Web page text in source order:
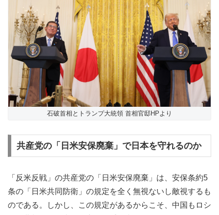
石破首相とトランプ大統領 首相官邸HPより
共産党の「日米安保廃棄」で日本を守れるのか
「反米反戦」の共産党の「日米安保廃棄」は、安保条約5
条の「日米共同防衛」の規定を全く無視ないし敵視するも
のである。しかし、この規定があるからこそ、中国もロシ